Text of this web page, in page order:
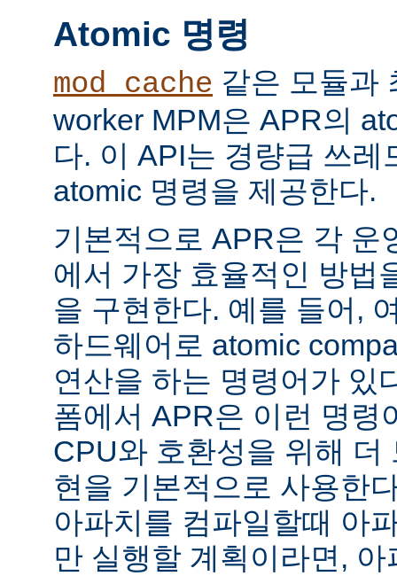
Atomic 명령
mod_cache 같은 모듈과
worker MPM은 APR의
다. 이 API는 경량급 쓰레
atomic 명령을 제공한다.
기본적으로 APR은 각 운
에서 가장 효율적인 방법
을 구현한다. 예를 들어,
하드웨어로 atomic
연산을 하는 명령어가 있
폼에서 APR은 이런 명령
CPU와 호환성을 위해 더
현을 기본적으로 사용한
아파치를 컴파일할때 아
만 실행할 계획이라면,